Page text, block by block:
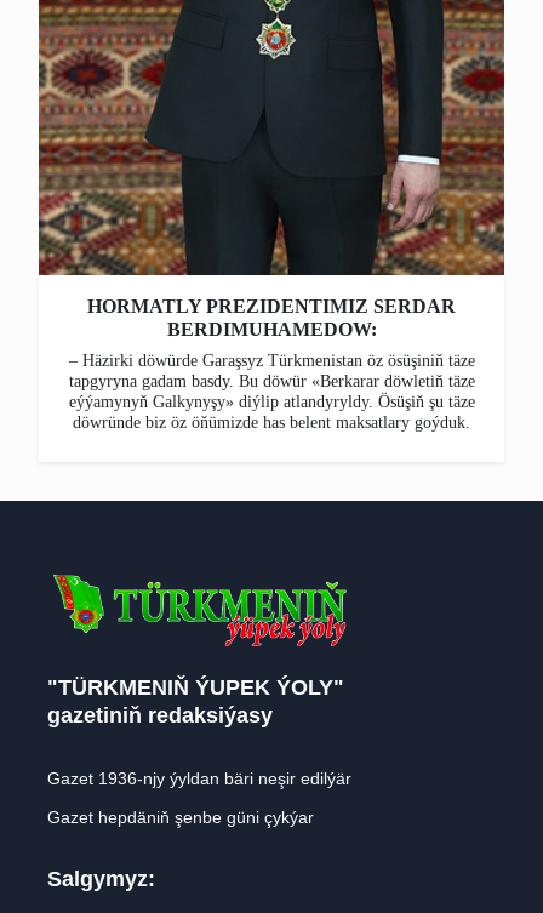
HORMATLY PREZIDENTIMIZ SERDAR
BERDIMUHAMEDOW:
– Häzirki döwürde Garaşsyz Türkmenistan öz ösüşiniň täze
tapgyryna gadam basdy. Bu döwür «Berkarar döwletiň täze
eýýamynyň Galkynyşy» diýlip atlandyryldy. Ösüşiň şu täze
döwründe biz öz öňümizde has belent maksatlary goýduk.
"TÜRKMENIŇ ÝUPEK ÝOLY"
gazetiniň redaksiýasy
Gazet 1936-njy ýyldan bäri neşir edilýär
Gazet hepdäniň şenbe güni çykýar
Salgymyz: